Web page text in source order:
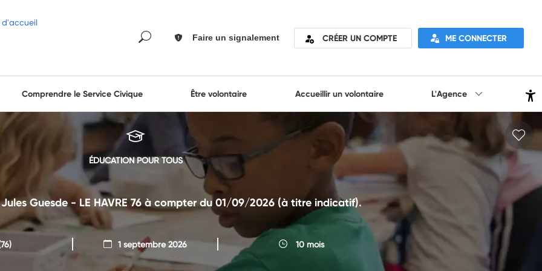
Faire un signalement CRÉER UN COMPTE ME CONNECTER
Comprendre le Service Civique Être volontaire Accueillir un volontaire L'Agence
ÉDUCATION POUR TOUS
Guesde - LE HAVRE 76 à compter du 01/09/2026 (à titre indicatif).
1 septembre 2026 10 mois